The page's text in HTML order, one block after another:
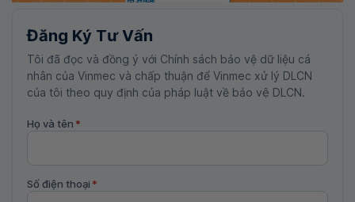
Đăng Ký Tư Vấn
Tôi đã đọc và đồng ý với Chính sách bảo vệ dữ liệu cá
nhân của Vinmec và chấp thuận để Vinmec xử lý DLCN
của tôi theo quy định của pháp luật về bảo vệ DLCN.
Họ và tên *
Số điện thoại *